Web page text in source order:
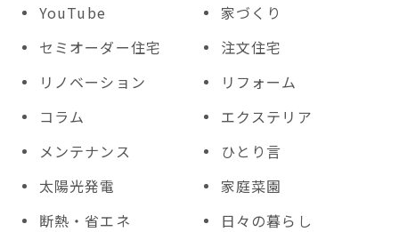
YouTube
家づくり
セミオーダー住宅
注文住宅
リノベーション
リフォーム
コラム
エクステリア
メンテナンス
ひとり言
太陽光発電
家庭菜園
断熱・省エネ
日々の暮らし